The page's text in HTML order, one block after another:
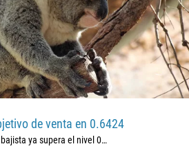
de venta en 0.6424
ya supera el nivel 0…